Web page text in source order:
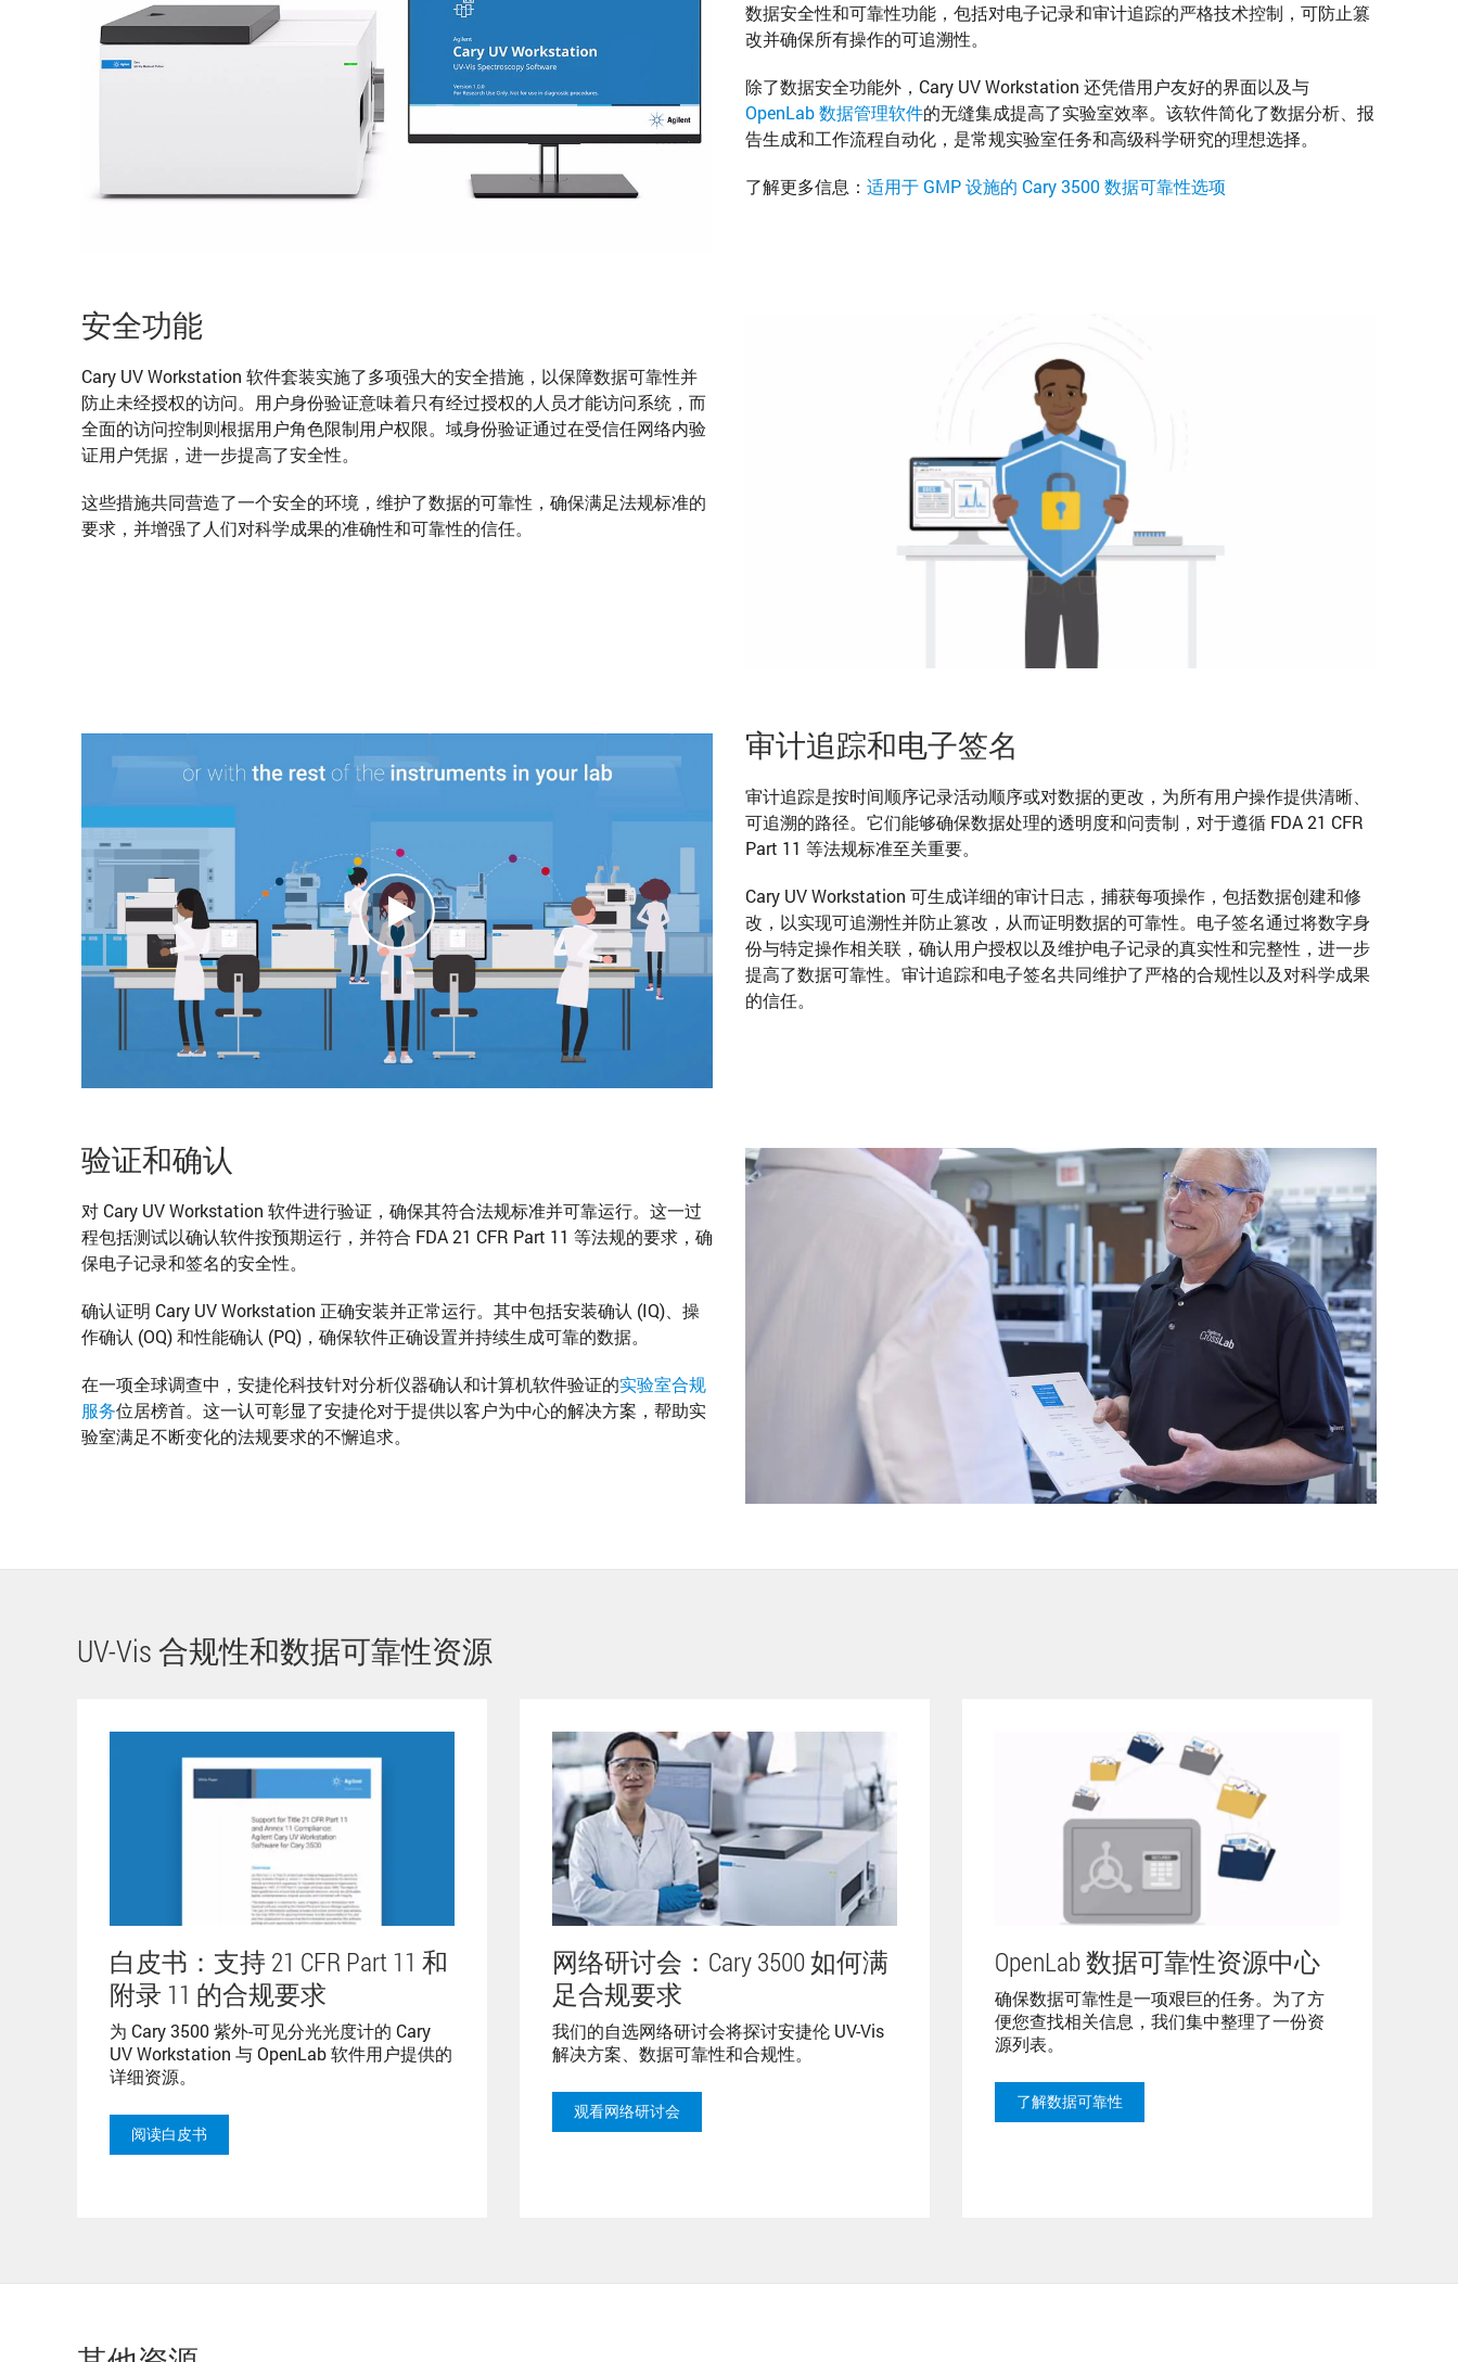
数据安全性和可靠性功能，包括对电子记录和审计追踪的严格技术控制，可防止篡
改并确保所有操作的可追溯性。
除了数据安全功能外，Cary UV Workstation 还凭借用户友好的界面以及与
OpenLab 数据管理软件的无缝集成提高了实验室效率。该软件简化了数据分析、报
告生成和工作流程自动化，是常规实验室任务和高级科学研究的理想选择。
了解更多信息： 适用于 GMP 设施的 Cary 3500 数据可靠性选项
安全功能
Cary UV Workstation 软件套装实施了多项强大的安全措施，以保障数据可靠性并
防止未经授权的访问。用户身份验证意味着只有经过授权的人员才能访问系统，而
全面的访问控制则根据用户角色限制用户权限。域身份验证通过在受信任网络内验
证用户凭据，进一步提高了安全性。
这些措施共同营造了一个安全的环境，维护了数据的可靠性，确保满足法规标准的
要求，并增强了人们对科学成果的准确性和可靠性的信任。
审计追踪和电子签名
审计追踪是按时间顺序记录活动顺序或对数据的更改，为所有用户操作提供清晰、
可追溯的路径。它们能够确保数据处理的透明度和问责制，对于遵循 FDA 21 CFR
Part 11 等法规标准至关重要。
Cary UV Workstation 可生成详细的审计日志，捕获每项操作，包括数据创建和修
改，以实现可追溯性并防止篡改，从而证明数据的可靠性。电子签名通过将数字身
份与特定操作相关联，确认用户授权以及维护电子记录的真实性和完整性，进一步
提高了数据可靠性。审计追踪和电子签名共同维护了严格的合规性以及对科学成果
的信任。
验证和确认
对 Cary UV Workstation 软件进行验证，确保其符合法规标准并可靠运行。这一过
程包括测试以确认软件按预期运行，并符合 FDA 21 CFR Part 11 等法规的要求，确
保电子记录和签名的安全性。
确认证明 Cary UV Workstation 正确安装并正常运行。其中包括安装确认 (IQ)、操
作确认 (OQ) 和性能确认 (PQ)，确保软件正确设置并持续生成可靠的数据。
在一项全球调查中，安捷伦科技针对分析仪器确认和计算机软件验证的实验室合规
服务位居榜首。这一认可彰显了安捷伦对于提供以客户为中心的解决方案，帮助实
验室满足不断变化的法规要求的不懈追求。
UV-Vis 合规性和数据可靠性资源
白皮书：支持 21 CFR Part 11 和
附录 11 的合规要求
为 Cary 3500 紫外-可见分光光度计的 Cary
UV Workstation 与 OpenLab 软件用户提供的
详细资源。
阅读白皮书
网络研讨会：Cary 3500 如何满
足合规要求
我们的自选网络研讨会将探讨安捷伦 UV-Vis
解决方案、数据可靠性和合规性。
观看网络研讨会
OpenLab 数据可靠性资源中心
确保数据可靠性是一项艰巨的任务。为了方
便您查找相关信息，我们集中整理了一份资
源列表。
了解数据可靠性